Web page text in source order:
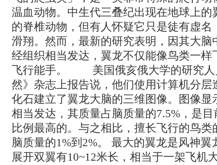
温血动物。中生代三叠纪出现在地球上的
的脊椎动物，但有人怀疑它只是徒有虚名
滑翔。然而，最新的研究表明，因其大脑
经组织相当发达，翼龙不仅能像鸟类一样
飞行能手。 美国俄亥俄大学的研究人
然》杂志上报告说，他们使用计算机分层
化石建立了翼龙大脑的三维图像。图像显
相当发达，其质量占脑质量的7.5%，是
比例最高的。与之相比，擅长飞行的鸟类
脑质量的1%到2%。 最大的翼龙是风神
展开双翼有10~12米长，相当于一架飞机